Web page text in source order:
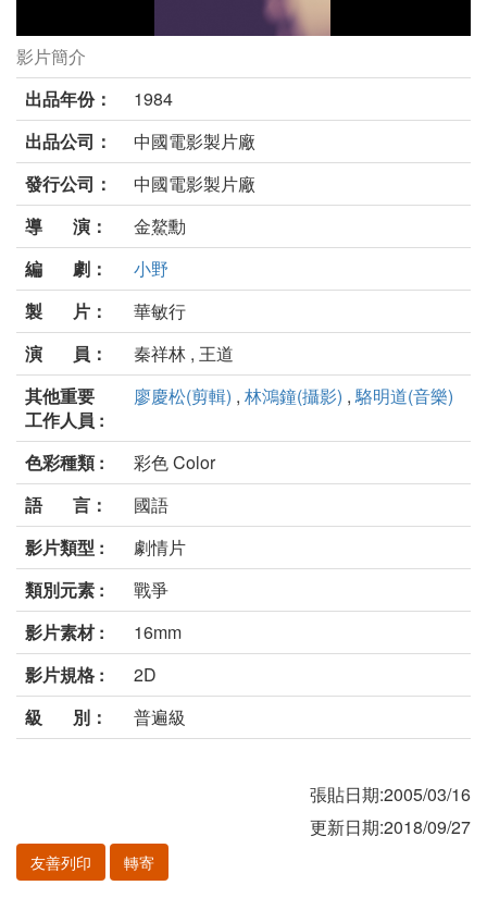
最長的一夜劇照
影片簡介
出品年份：
1984
出品公司：
中國電影製片廠
發行公司：
中國電影製片廠
導 演：
金鰲勳
編 劇：
小野
製 片：
華敏行
演 員：
秦祥林 , 王道
其他重要
工作人員 :
廖慶松(剪輯) , 林鴻鐘(攝影) ,駱明道(音樂)
色彩種類 :
彩色 Color
語 言：
國語
影片類型 :
劇情片
類別元素 :
戰爭
影片素材 :
16mm
影片規格 :
2D
級 別：
普遍級
張貼日期:2005/03/16
更新日期:2018/09/27
友善列印 轉寄